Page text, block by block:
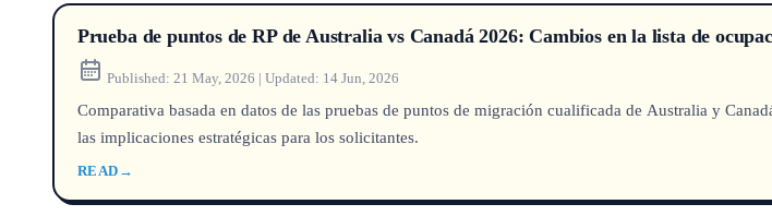
Prueba de puntos de RP de Australia vs Canadá 2026: Cambios en la lista de
Published: 21 May, 2026 | Updated: 14 Jun, 2026
Comparativa basada en datos de las pruebas de puntos de migración cualificada de Australia y
las implicaciones estratégicas para los solicitantes.
READ →